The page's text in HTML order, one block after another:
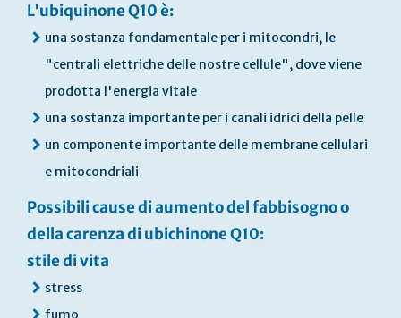
L'ubiquinone Q10 è:
una sostanza fondamentale per i mitocondri, le
"centrali elettriche delle nostre cellule", dove viene
prodotta l'energia vitale
una sostanza importante per i canali idrici della pelle
un componente importante delle membrane cellulari
e mitocondriali
Possibili cause di aumento del fabbisogno o
della carenza di ubichinone Q10:
stile di vita
stress
fumo